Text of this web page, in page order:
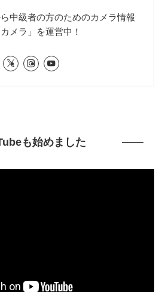
中級者の方のためのカメラ情報
メラ」を運営中！
も始めました